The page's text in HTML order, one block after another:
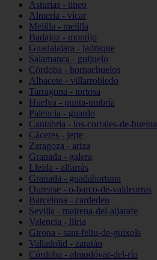
Asturias - tineo
Almería - vícar
Melilla - melilla
Badajoz - montijo
Guadalajara - jadraque
Salamanca - guijuelo
Córdoba - hornachuelos
Albacete - villarrobledo
Tarragona - tortosa
Huelva - punta-umbría
Palencia - guardo
Cantabria - los-corrales-de-buelna
Cáceres - jerte
Zaragoza - ariza
Granada - galera
Lleida - alfarràs
Granada - guadahortuna
Ourense - o-barco-de-valdeorras
Barcelona - cardedeu
Sevilla - mairena-del-aljarafe
Valencia - llíria
Girona - sant-feliu-de-guíxols
Valladolid - zaratán
Córdoba - almodóvar-del-río